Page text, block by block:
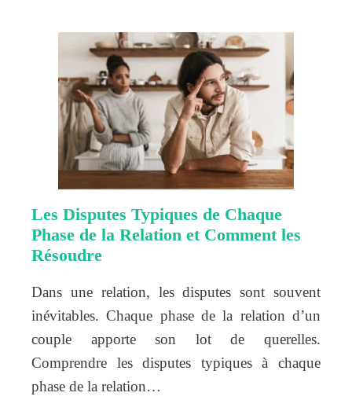
Les Disputes Typiques de Chaque
Phase de la Relation et Comment les
Résoudre
Dans une relation, les disputes sont souvent
inévitables. Chaque phase de la relation d’un
couple apporte son lot de querelles.
Comprendre les disputes typiques à chaque
phase de la relation…